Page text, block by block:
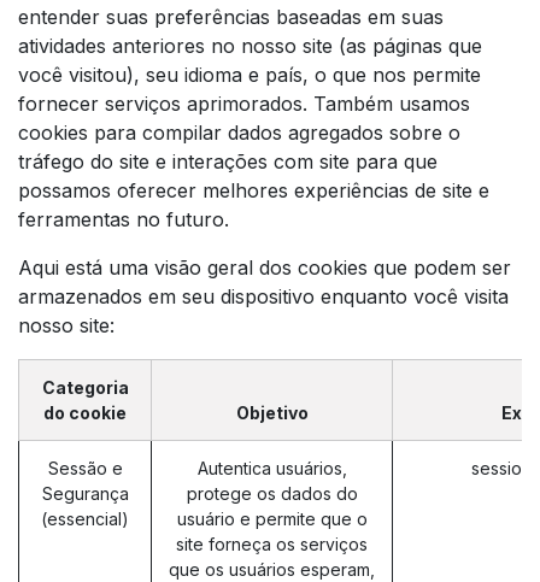
entender suas preferências baseadas em suas
atividades anteriores no nosso site (as páginas que
você visitou), seu idioma e país, o que nos permite
fornecer serviços aprimorados. Também usamos
cookies para compilar dados agregados sobre o
tráfego do site e interações com site para que
possamos oferecer melhores experiências de site e
ferramentas no futuro.
Aqui está uma visão geral dos cookies que podem ser
armazenados em seu dispositivo enquanto você visita
nosso site:
Categoria
do cookie
Objetivo
Sessão e
Segurança
(essencial)
Autentica usuários,
protege os dados do
usuário e permite que o
site forneça os serviços
que os usuários esperam,